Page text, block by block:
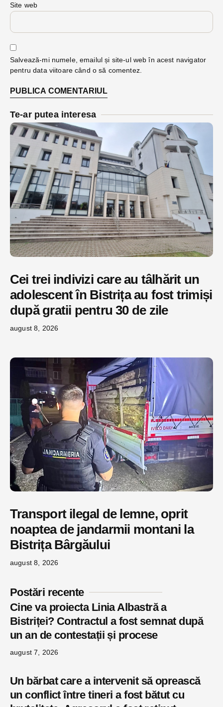
Site web
Salvează-mi numele, emailul și site-ul web în acest navigator
pentru data viitoare când o să comentez.
Te-ar putea interesa
Cei trei indivizi care au tâlhărit un
adolescent în Bistrița au fost trimiși
după gratii pentru 30 de zile
august 8, 2026
Transport ilegal de lemne, oprit
noaptea de jandarmii montani la
Bistrița Bârgăului
august 8, 2026
Postări recente
Cine va proiecta Linia Albastră a
Bistriței? Contractul a fost semnat după
un an de contestații și procese
august 7, 2026
Un bărbat care a intervenit să oprească
un conflict între tineri a fost bătut cu